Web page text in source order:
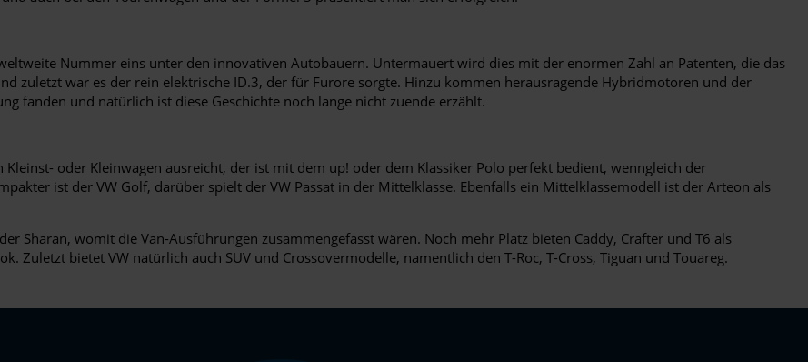
Nummer eins unter den innovativen Autobauern. Untermauert wird dies mit der enormen Zahl an Patenten, die das
zuletzt war es der rein elektrische ID.3, der für Furore sorgte. Hinzu kommen herausragende Hybridmotoren und der
fanden und natürlich ist diese Geschichte noch lange nicht zuende erzählt.
Kleinst- oder Kleinwagen ausreicht, der ist mit dem up! oder dem Klassiker Polo perfekt bedient, wenngleich der
ist der VW Golf, darüber spielt der VW Passat in der Mittelklasse. Ebenfalls ein Mittelklassemodell ist der Arteon als
Sharan, womit die Van-Ausführungen zusammengefasst wären. Noch mehr Platz bieten Caddy, Crafter und T6 als
Zuletzt bietet VW natürlich auch SUV und Crossovermodelle, namentlich den T-Roc, T-Cross, Tiguan und Touareg.